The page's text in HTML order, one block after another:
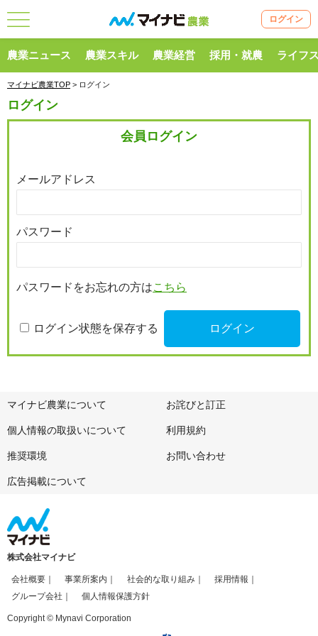
ログイン
農業ニュース 農業スキル 農業経営 採用・就農 ライフ
マイナビ農業TOP > ログイン
ログイン
会員ログイン
メールアドレス
パスワード
パスワードをお忘れの方はこちら
ログイン状態を保存する
マイナビ農業について お詫びと訂正
個人情報の取扱いについて 利用規約
推奨環境 お問い合わせ
広告掲載について
株式会社マイナビ
会社概要 事業所案内 社会的な取り組み
採用情報
グループ会社
個人情報保護方針
Copyright © Mynavi Corporation